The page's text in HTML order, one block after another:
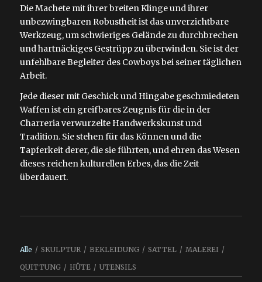
Die Machete mit ihrer breiten Klinge und ihrer
unbezwingbaren Robustheit ist das unverzichtbare
Werkzeug, um schwieriges Gelände zu durchbrechen
und hartnäckiges Gestrüpp zu überwinden. Sie ist der
unfehlbare Begleiter des Cowboys bei seiner täglichen
Arbeit.
Jede dieser mit Geschick und Hingabe geschmiedeten
Waffen ist ein greifbares Zeugnis für die in der
Charreria verwurzelte Handwerkskunst und
Tradition. Sie stehen für das Können und die
Tapferkeit derer, die sie führten, und ehren das Wesen
dieses reichen kulturellen Erbes, das die Zeit
überdauert.
Alle / SKULPTUR / BEKLEIDUNG / SATTEL / MALEREI /
QUITTUNG / HÜTE / UTENSILS